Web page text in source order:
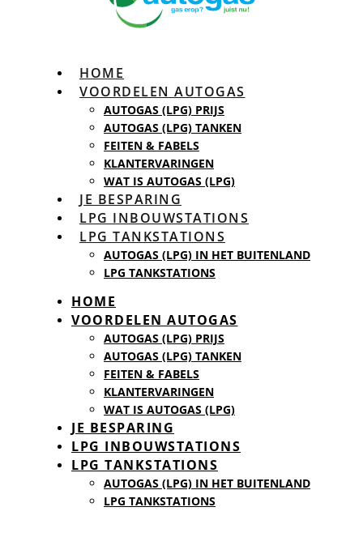
HOME
VOORDELEN AUTOGAS
AUTOGAS (LPG) PRIJS
AUTOGAS (LPG) TANKEN
FEITEN & FABELS
KLANTERVARINGEN
WAT IS AUTOGAS (LPG)
JE BESPARING
LPG INBOUWSTATIONS
LPG TANKSTATIONS
AUTOGAS (LPG) IN HET BUITENLAND
LPG TANKSTATIONS
HOME
VOORDELEN AUTOGAS
AUTOGAS (LPG) PRIJS
AUTOGAS (LPG) TANKEN
FEITEN & FABELS
KLANTERVARINGEN
WAT IS AUTOGAS (LPG)
JE BESPARING
LPG INBOUWSTATIONS
LPG TANKSTATIONS
AUTOGAS (LPG) IN HET BUITENLAND
LPG TANKSTATIONS